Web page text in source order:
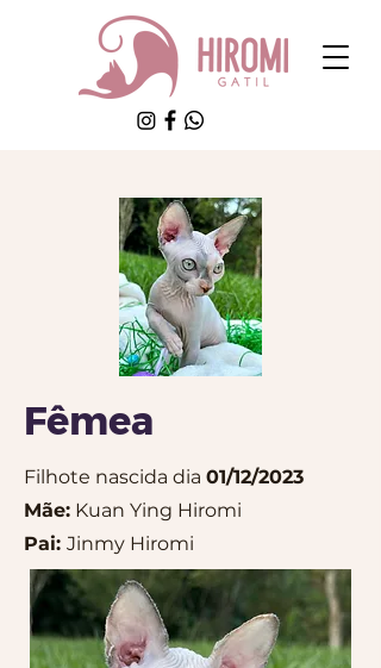
Fêmea
Filhote nascida dia 01/12/2023
Mãe: Kuan Ying Hiromi
Pai: Jinmy Hiromi